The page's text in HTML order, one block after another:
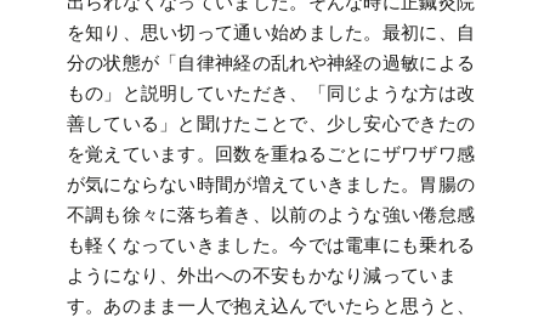
を知り、思い切って通い始めました。最初に、自
分の状態が「自律神経の乱れや神経の過敏による
もの」と説明していただき、「同じような方は改
善している」と聞けたことで、少し安心できたの
を覚えています。回数を重ねるごとにザワザワ感
が気にならない時間が増えていきました。胃腸の
不調も徐々に落ち着き、以前のような強い倦怠感
も軽くなっていきました。今では電車にも乗れる
ようになり、外出への不安もかなり減っていま
す。あのまま一人で抱え込んでいたらと思うと、